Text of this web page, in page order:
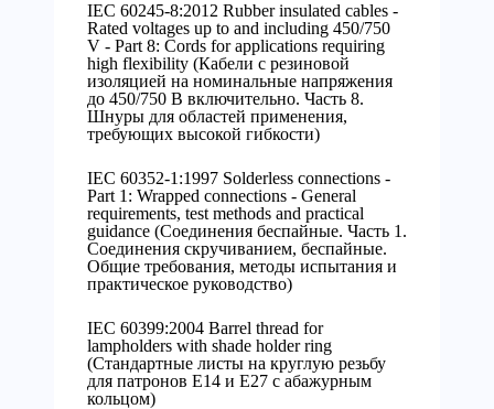
IEC 60245-8:2012 Rubber insulated cables -
Rated voltages up to and including 450/750
V - Part 8: Cords for applications requiring
high flexibility (Кабели с резиновой
изоляцией на номинальные напряжения
до 450/750 В включительно. Часть 8.
Шнуры для областей применения,
требующих высокой гибкости)
IEC 60352-1:1997 Solderless connections -
Part 1: Wrapped connections - General
requirements, test methods and practical
guidance (Соединения беспайные. Часть 1.
Соединения скручиванием, беспайные.
Общие требования, методы испытания и
практическое руководство)
IEC 60399:2004 Barrel thread for
lampholders with shade holder ring
(Стандартные листы на круглую резьбу
для патронов Е14 и Е27 с абажурным
кольцом)